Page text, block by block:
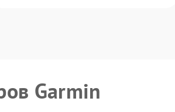
Garmin